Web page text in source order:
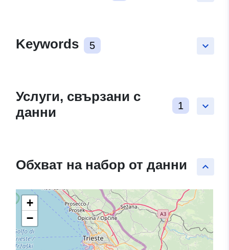
keyboard_arrow_down
Keywords 5
keyboard_arrow_down
Услуги, свързани с
данни
1
keyboard_arrow_up
Обхват на набор от данни
+
−